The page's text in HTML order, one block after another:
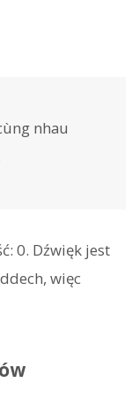
nhau
0. Dźwięk jest
więc